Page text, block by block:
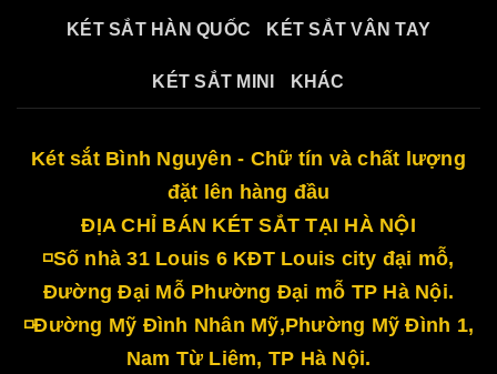
KÉT SẮT HÀN QUỐC KÉT SẮT VÂN TAY
KÉT SẮT MINI KHÁC
Két sắt Bình Nguyên - Chữ tín và chất lượng
đặt lên hàng đầu
ĐỊA CHỈ BÁN KÉT SẮT TẠI HÀ NỘI
◽Số nhà 31 Louis 6 KĐT Louis city đại mỗ,
Đường Đại Mỗ Phường Đại mỗ TP Hà Nội.
◽Đường Mỹ Đình Nhân Mỹ,Phường Mỹ Đình 1,
Nam Từ Liêm, TP Hà Nội.